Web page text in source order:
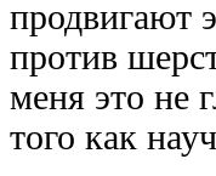
продвигают
против
меня это не
того как